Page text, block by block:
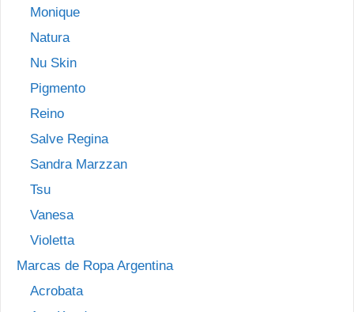
Monique
Natura
Nu Skin
Pigmento
Reino
Salve Regina
Sandra Marzzan
Tsu
Vanesa
Violetta
Marcas de Ropa Argentina
Acrobata